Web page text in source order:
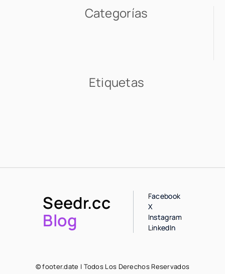
Categorías
Etiquetas
Seedr.cc
Blog
Facebook
X
Instagram
LinkedIn
© footer.date | Todos Los Derechos Reservados